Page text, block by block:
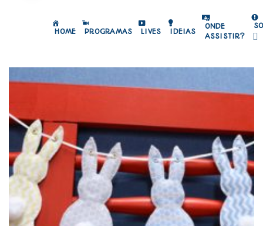
HOME PROGRAMAS LIVES IDEIAS
ONDE
ASSISTIR?